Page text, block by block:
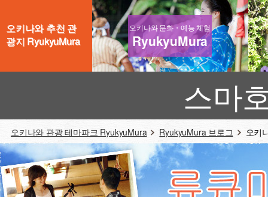
오키나와 추천 관
광지 RyukyuMura
오키나와 문화・예능 체험
RyukyuMura
스마
오키나와 관광 테마파크 RyukyuMura RyukyuMura 브로그 오키